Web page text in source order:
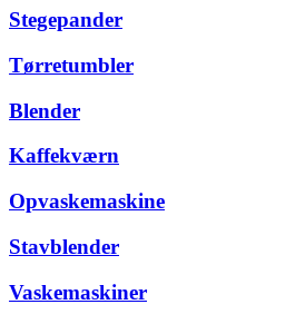
Stegepander
Tørretumbler
Blender
Kaffekværn
Opvaskemaskine
Stavblender
Vaskemaskiner